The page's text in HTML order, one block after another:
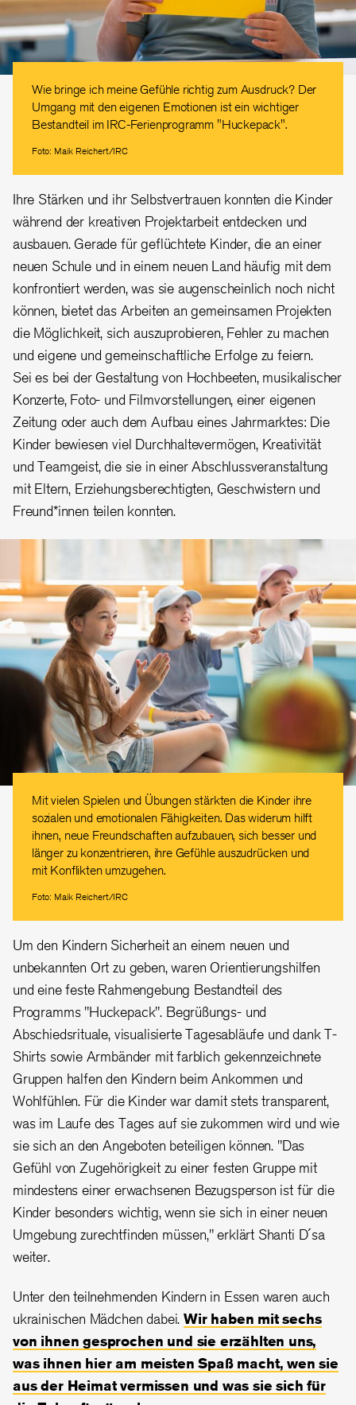
Wie bringe ich meine Gefühle richtig zum Ausdruck? Der
Umgang mit den eigenen Emotionen ist ein wichtiger
Bestandteil im IRC-Ferienprogramm "Huckepack".
Foto: Maik Reichert/IRC
Ihre Stärken und ihr Selbstvertrauen konnten die Kinder
während der kreativen Projektarbeit entdecken und
ausbauen. Gerade für geflüchtete Kinder, die an einer
neuen Schule und in einem neuen Land häufig mit dem
konfrontiert werden, was sie augenscheinlich noch nicht
können, bietet das Arbeiten an gemeinsamen Projekten
die Möglichkeit, sich auszuprobieren, Fehler zu machen
und eigene und gemeinschaftliche Erfolge zu feiern.
Sei es bei der Gestaltung von Hochbeeten, musikalischer
Konzerte, Foto- und Filmvorstellungen, einer eigenen
Zeitung oder auch dem Aufbau eines Jahrmarktes: Die
Kinder bewiesen viel Durchhaltevermögen, Kreativität
und Teamgeist, die sie in einer Abschlussveranstaltung
mit Eltern, Erziehungsberechtigten, Geschwistern und
Freund*innen teilen konnten.
Mit vielen Spielen und Übungen stärkten die Kinder ihre
sozialen und emotionalen Fähigkeiten. Das widerum hilft
ihnen, neue Freundschaften aufzubauen, sich besser und
länger zu konzentrieren, ihre Gefühle auszudrücken und
mit Konflikten umzugehen.
Foto: Maik Reichert/IRC
Um den Kindern Sicherheit an einem neuen und
unbekannten Ort zu geben, waren Orientierungshilfen
und eine feste Rahmengebung Bestandteil des
Programms "Huckepack". Begrüßungs- und
Abschiedsrituale, visualisierte Tagesabläufe und dank T-
Shirts sowie Armbänder mit farblich gekennzeichnete
Gruppen halfen den Kindern beim Ankommen und
Wohlfühlen. Für die Kinder war damit stets transparent,
was im Laufe des Tages auf sie zukommen wird und wie
sie sich an den Angeboten beteiligen können. "Das
Gefühl von Zugehörigkeit zu einer festen Gruppe mit
mindestens einer erwachsenen Bezugsperson ist für die
Kinder besonders wichtig, wenn sie sich in einer neuen
Umgebung zurechtfinden müssen," erklärt Shanti D´sa
weiter.
Unter den teilnehmenden Kindern in Essen waren auch
ukrainischen Mädchen dabei. Wir haben mit sechs
von ihnen gesprochen und sie erzählten uns,
was ihnen hier am meisten Spaß macht, wen sie
aus der Heimat vermissen und was sie sich für